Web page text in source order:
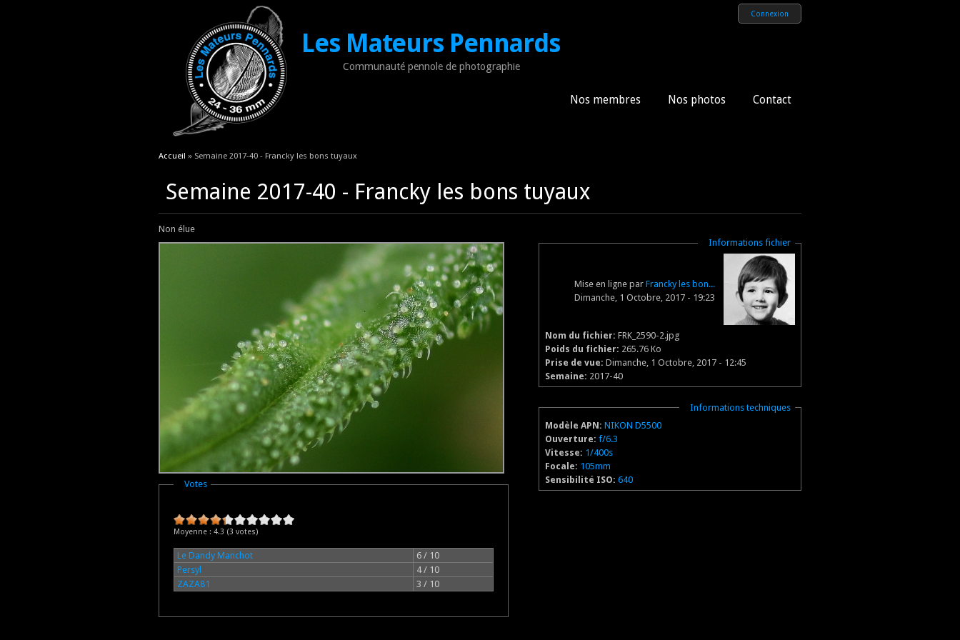
Les Mateurs Pennards
Communauté pennole de photographie
Connexion
Nos membres Nos photos Contact
Vous êtes ici
Accueil » Semaine 2017-40 - Francky les bons tuyaux
Semaine 2017-40 - Francky les bons tuyaux
Non élue
Masquer
Votes
Moyenne : 4.3 (3 votes)
Le Dandy Manchot
6 / 10
Persyl
4 / 10
ZAZA81
3 / 10
Masquer
Informations fichier
Mise en ligne par Francky les bon...
Dimanche, 1 Octobre, 2017 - 19:23
Nom du fichier: FRK_2590-2.jpg
Poids du fichier: 265.76 Ko
Prise de vue: Dimanche, 1 Octobre, 2017 - 12:45
Semaine: 2017-40
Masquer
Informations techniques
Modèle APN: NIKON D5500
Ouverture: f/6.3
Vitesse: 1/400s
Focale: 105mm
Sensibilité ISO: 640